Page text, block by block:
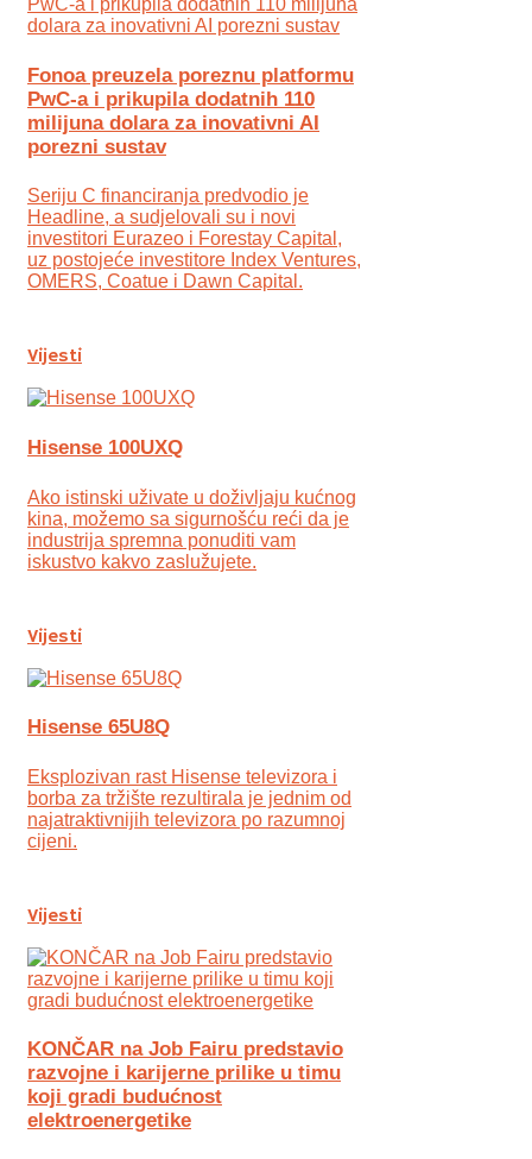
Fonoa preuzela poreznu platformu
PwC-a i prikupila dodatnih 110
milijuna dolara za inovativni AI
porezni sustav
Seriju C financiranja predvodio je
Headline, a sudjelovali su i novi
investitori Eurazeo i Forestay Capital,
uz postojeće investitore Index Ventures,
OMERS, Coatue i Dawn Capital.
Vijesti
Hisense 100UXQ
Ako istinski uživate u doživljaju kućnog
kina, možemo sa sigurnošću reći da je
industrija spremna ponuditi vam
iskustvo kakvo zaslužujete.
Vijesti
Hisense 65U8Q
Eksplozivan rast Hisense televizora i
borba za tržište rezultirala je jednim od
najatraktivnijih televizora po razumnoj
cijeni.
Vijesti
KONČAR na Job Fairu predstavio
razvojne i karijerne prilike u timu
koji gradi budućnost
elektroenergetike